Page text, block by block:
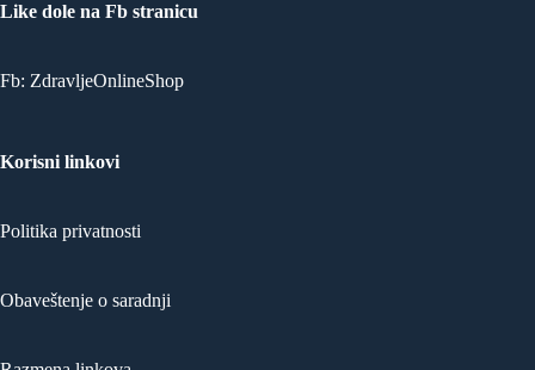
Like dole na Fb stranicu
Fb: ZdravljeOnlineShop
Korisni linkovi
Politika privatnosti
Obaveštenje o saradnji